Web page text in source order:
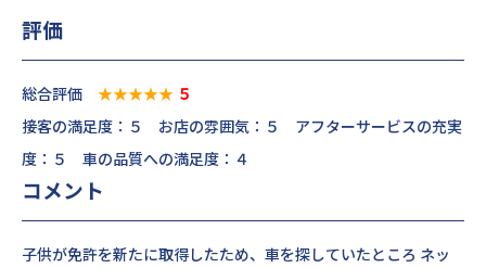
評価
総合評価 ★★★★★ ５
接客の満足度：５ お店の雰囲気：５ アフターサービスの充実
度：５ 車の品質への満足度：４
コメント
子供が免許を新たに取得したため、車を探していたところ ネッ